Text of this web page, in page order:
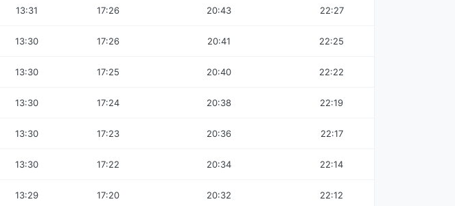
13:31 17:26 20:43 22:27
13:30 17:26 20:41 22:25
13:30 17:25 20:40 22:22
13:30 17:24 20:38 22:19
13:30 17:23 20:36 22:17
13:30 17:22 20:34 22:14
13:29 17:20 20:32 22:12